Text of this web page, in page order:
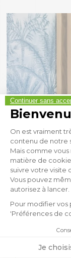
Continuer sans
On est vraiment
contenu de notre
Mais comme
matière de
suivre votre visite
Vous pouvez
autorisez à lancer.
Pour modifier vos
'Préférences de
Je
Une enseigne
des matériaux
prestigieux,
votre étude.
Voir les